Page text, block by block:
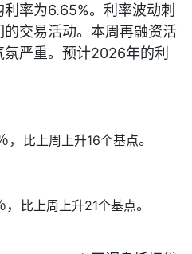
率为6.65%。利率波动刺
交易活动。本周再融资活
严重。 预计2026年的利
比上周上升16个基点。
比上周上升21个基点。